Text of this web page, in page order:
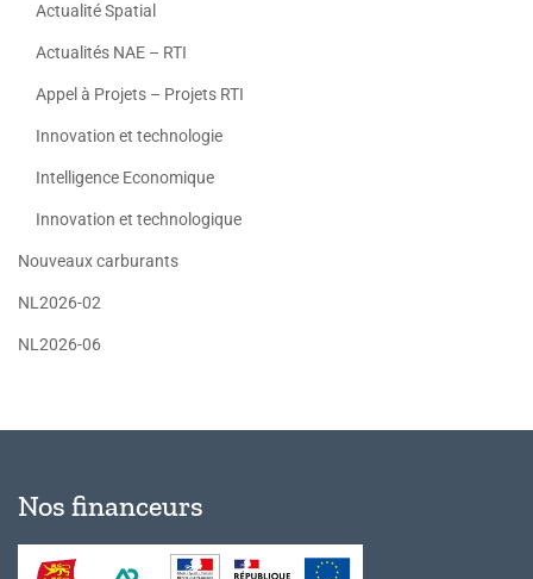
Actualité Spatial
Actualités NAE – RTI
Appel à Projets – Projets RTI
Innovation et technologie
Intelligence Economique
Innovation et technologique
Nouveaux carburants
NL2026-02
NL2026-06
Nos financeurs